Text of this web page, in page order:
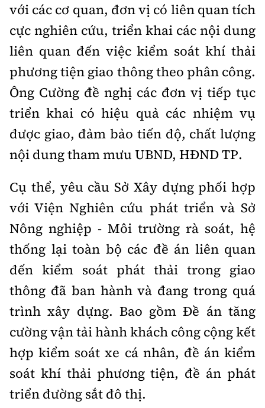
Tổng biên tập:Nguyễn Thị Hồng Nga
Phó Tổng biên tập:
Nguyễn Sơn Tùng,
Nguyễn Đức Thắng, La Đức Hùng
Hotline:
0901 514 799
Quảng cáo và Phát hành:
0915 057 282
Email:bandoc@baoxaydung.vn
Cấm sao chép dưới mọi hình thức nếu không có sự
chấp thuận bằng văn bản.
Thông tin tòa
soạn
với các cơ quan, đơn vị có liên quan tích
cực nghiên cứu, triển khai các nội dung
liên quan đến việc kiểm soát khí thải
phương tiện giao thông theo phân công.
Ông Cường đề nghị các đơn vị tiếp tục
triển khai có hiệu quả các nhiệm vụ
được giao, đảm bảo tiến độ, chất lượng
nội dung tham mưu UBND, HĐND TP.
Cụ thể, yêu cầu Sở Xây dựng phối hợp
với Viện Nghiên cứu phát triển và Sở
Nông nghiệp - Môi trường rà soát, hệ
thống lại toàn bộ các đề án liên quan
đến kiểm soát phát thải trong giao
thông đã ban hành và đang trong quá
trình xây dựng. Bao gồm Đề án tăng
cường vận tải hành khách công cộng kết
hợp kiểm soát xe cá nhân, đề án kiểm
soát khí thải phương tiện, đề án phát
triển đường sắt đô thị.